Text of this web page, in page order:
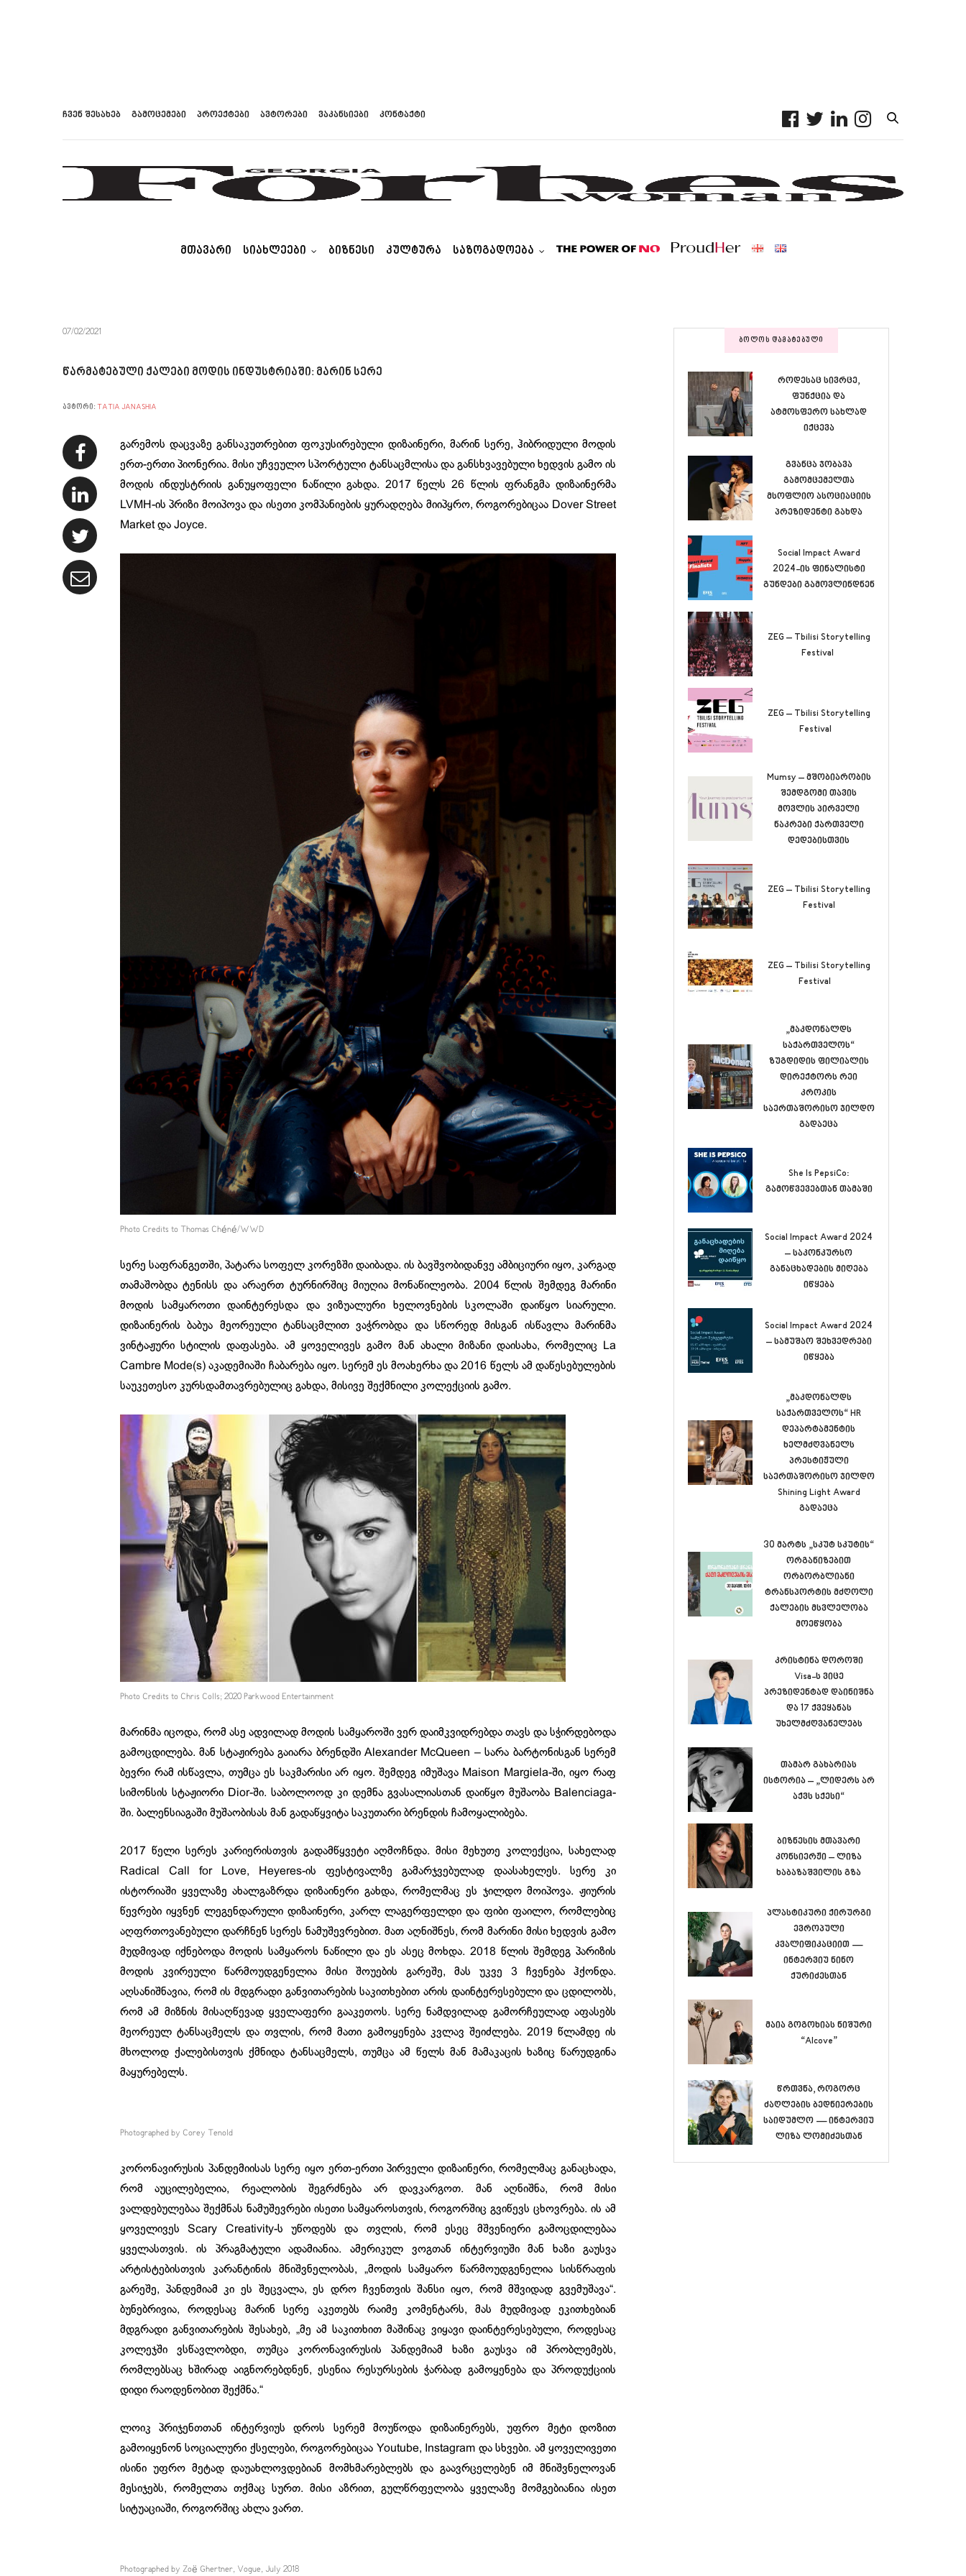
ჩვენ შესახებ გამოცემები პროექტები ავტორები ვაკანსიები კონტაქტი
ᲛᲗᲐᲕᲐᲠᲘ ᲡᲘᲐᲮᲚᲔᲔᲑᲘ ᲑᲘᲖᲜᲔᲡᲘ ᲙᲣᲚᲢᲣᲠᲐ ᲡᲐᲖᲝᲒᲐᲓᲝᲔᲑᲐ
07/02/2021
წარმატებული ქალები მოდის ინდუსტრიაში: მარინ სერე
ავტორი: TATIA JANASHIA
გარემოს დაცვაზე განსაკუთრებით ფოკუსირებული დიზაინერი, მარინ სერე, ჰიბრიდული მოდის
ერთ-ერთი პიონერია. მისი უჩვეულო სპორტული ტანსაცმლისა და განსხვავებული ხედვის გამო ის
მოდის ინდუსტრიის განუყოფელი ნაწილი გახდა. 2017 წელს 26 წლის ფრანგმა დიზაინერმა
LVMH-ის პრიზი მოიპოვა და ისეთი კომპანიების ყურადღება მიიპყრო, როგორებიცაა Dover Street
Market და Joyce.
Photo Credits to Thomas Chéné/WWD
სერე საფრანგეთში, პატარა სოფელ კორეზში დაიბადა. ის ბავშვობიდანვე ამბიციური იყო, კარგად
თამაშობდა ტენისს და არაერთ ტურნირშიც მიუღია მონაწილეობა. 2004 წლის შემდეგ მარინი
მოდის სამყაროთი დაინტერესდა და ვიზუალური ხელოვნების სკოლაში დაიწყო სიარული.
დიზაინერის ბაბუა მეორეული ტანსაცმლით ვაჭრობდა და სწორედ მისგან ისწავლა მარინმა
ვინტაჟური სტილის დაფასება. ამ ყოველივეს გამო მან ახალი მიზანი დაისახა, რომელიც La
Cambre Mode(s) აკადემიაში ჩაბარება იყო. სერემ ეს მოახერხა და 2016 წელს ამ დაწესებულების
საუკეთესო კურსდამთავრებულიც გახდა, მისივე შექმნილი კოლექციის გამო.
Photo Credits to Chris Colls; 2020 Parkwood Entertainment
მარინმა იცოდა, რომ ასე ადვილად მოდის სამყაროში ვერ დაიმკვიდრებდა თავს და სჭირდებოდა
გამოცდილება. მან სტაჟირება გაიარა ბრენდში Alexander McQueen – სარა ბარტონისგან სერემ
ბევრი რამ ისწავლა, თუმცა ეს საკმარისი არ იყო. შემდეგ იმუშავა Maison Margiela-ში, იყო რაფ
სიმონსის სტაჟიორი Dior-ში. საბოლოოდ კი დემნა გვასალიასთან დაიწყო მუშაობა Balenciaga-
ში. ბალენსიაგაში მუშაობისას მან გადაწყვიტა საკუთარი ბრენდის ჩამოყალიბება.
2017 წელი სერეს კარიერისთვის გადამწყვეტი აღმოჩნდა. მისი მეხუთე კოლექცია, სახელად
Radical Call for Love, Heyeres-ის ფესტივალზე გამარჯვებულად დაასახელეს. სერე კი
ისტორიაში ყველაზე ახალგაზრდა დიზაინერი გახდა, რომელმაც ეს ჯილდო მოიპოვა. ჟიურის
წევრები იყვნენ ლეგენდარული დიზაინერი, კარლ ლაგერფელდი და ფიბი ფაილო, რომლებიც
აღფრთოვანებული დარჩნენ სერეს ნამუშევრებით. მათ აღნიშნეს, რომ მარინი მისი ხედვის გამო
მუდმივად იქნებოდა მოდის სამყაროს ნაწილი და ეს ასეც მოხდა. 2018 წლის შემდეგ პარიზის
მოდის კვირეული წარმოუდგენელია მისი შოუების გარეშე, მას უკვე 3 ჩვენება ჰქონდა.
აღსანიშნავია, რომ ის მდგრადი განვითარების საკითხებით არის დაინტერესებული და ცდილობს,
რომ ამ მიზნის მისაღწევად ყველაფერი გააკეთოს. სერე ნამდვილად გამორჩეულად აფასებს
მეორეულ ტანსაცმელს და თვლის, რომ მათი გამოყენება კვლავ შეიძლება. 2019 წლამდე ის
მხოლოდ ქალებისთვის ქმნიდა ტანსაცმელს, თუმცა ამ წელს მან მამაკაცის ხაზიც წარუდგინა
მაყურებელს.
Photographed by Corey Tenold
კორონავირუსის პანდემიისას სერე იყო ერთ-ერთი პირველი დიზაინერი, რომელმაც განაცხადა,
რომ აუცილებელია, რეალობის შეგრძნება არ დავკარგოთ. მან აღნიშნა, რომ მისი
ვალდებულებაა შექმნას ნამუშევრები ისეთი სამყაროსთვის, როგორშიც გვიწევს ცხოვრება. ის ამ
ყოველივეს Scary Creativity-ს უწოდებს და თვლის, რომ ესეც მშვენიერი გამოცდილებაა
ყველასთვის. ის პრაგმატული ადამიანია. ამერიკულ ვოგთან ინტერვიუში მან ხაზი გაუსვა
არტისტებისთვის კარანტინის მნიშვნელობას, „მოდის სამყარო წარმოუდგენელია სისწრაფის
გარეშე, პანდემიამ კი ეს შეცვალა, ეს დრო ჩვენთვის შანსი იყო, რომ მშვიდად გვემუშავა“.
ბუნებრივია, როდესაც მარინ სერე აკეთებს რაიმე კომენტარს, მას მუდმივად ეკითხებიან
მდგრადი განვითარების შესახებ, „მე ამ საკითხით მაშინაც ვიყავი დაინტერესებული, როდესაც
კოლეჯში ვსწავლობდი, თუმცა კორონავირუსის პანდემიამ ხაზი გაუსვა იმ პრობლემებს,
რომლებსაც ხშირად აიგნორებდნენ, ესენია რესურსების ჭარბად გამოყენება და პროდუქციის
დიდი რაოდენობით შექმნა.“
ლოიკ პრიჯენთთან ინტერვიუს დროს სერემ მოუწოდა დიზაინერებს, უფრო მეტი დოზით
გამოიყენონ სოციალური ქსელები, როგორებიცაა Youtube, Instagram და სხვები. ამ ყოველივეთი
ისინი უფრო მეტად დაუახლოვდებიან მომხმარებლებს და გაავრცელებენ იმ მნიშვნელოვან
მესიჯებს, რომელთა თქმაც სურთ. მისი აზრით, გულწრფელობა ყველაზე მომგებიანია ისეთ
სიტუაციაში, როგორშიც ახლა ვართ.
Photographed by Zoë Ghertner, Vogue, July 2018
ᲑᲝᲚᲝᲡ ᲓᲐᲛᲐᲢᲔᲑᲣᲚᲘ
როდესაც სივრცე,
ფუნქცია და
ატმოსფერო სახლად
იქცევა
გვანცა ჯობავა
გამომცემელთა
მსოფლიო ასოციაციის
პრეზიდენტი გახდა
Social Impact Award
2024-ის ფინალისტი
გუნდები გამოვლინდნენ
ZEG – Tbilisi Storytelling
Festival
ZEG – Tbilisi Storytelling
Festival
Mumsy – მშობიარობის
შემდგომი თავის
მოვლის პირველი
ნაკრები ქართველი
დედებისთვის
ZEG – Tbilisi Storytelling
Festival
ZEG – Tbilisi Storytelling
Festival
„მაკდონალდს
საქართველოს“
ზუგდიდის ფილიალის
დირექტორს რეი
კროკის
საერთაშორისო ჯილდო
გადაეცა
She Is PepsiCo:
გამოწვევებთან თამაში
Social Impact Award 2024
– საკონკურსო
განაცხადების მიღება
იწყება
Social Impact Award 2024
– სამუშაო შეხვედრები
იწყება
„მაკდონალდს
საქართველოს“ HR
დეპარტამენტის
ხელმძღვანელს
პრესტიჟული
საერთაშორისო ჯილდო
Shining Light Award
გადაეცა
30 მარტს „სკუტ სკუტის“
ორგანიზებით
ორბორბლიანი
ტრანსპორტის მძღოლი
ქალების მსვლელობა
მოეწყობა
კრისტინა დოროში
Visa-ს ვიცე
პრეზიდენტად დაინიშნა
და 17 ქვეყანას
უხელმძღვანელებს
თამარ გახარიას
ისტორია – „ლიდერს არ
აქვს სქესი“
ბიზნესის მთავარი
კონსიერჟი – ლიზა
ხაბაზაშვილის გზა
პლასტიკური ქირურგი
ევროპული
კვალიფიკაციით —
ინტერვიუ ნინო
ქურიძესთან
მაია გოგოხიას ნიშური
“Alcove”
წრთვნა, როგორც
ძაღლების ბედნიერების
საიდუმლო — ინტერვიუ
ლიზა ლომიძესთან